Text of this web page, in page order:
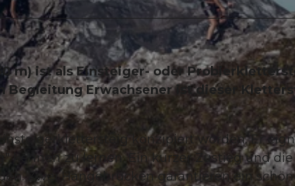
m) ist als Einsteiger- oder
Begleitung Erwachsener ist dieser
konzipiert worden. Er
kennen zu lernen. Ein kurzer Zustieg und die
Zwei Hängebrücken garantieren ein